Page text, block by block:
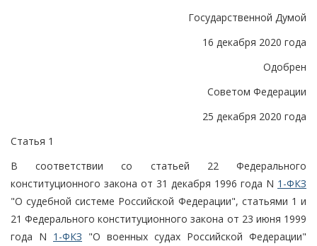
Государственной Думой
16 декабря 2020 года
Одобрен
Советом Федерации
25 декабря 2020 года
Статья 1
В соответствии со статьей 22 Федерального
конституционного закона от 31 декабря 1996 года N 1-ФКЗ
"О судебной системе Российской Федерации", статьями 1 и
21 Федерального конституционного закона от 23 июня 1999
года N 1-ФКЗ "О военных судах Российской Федерации"